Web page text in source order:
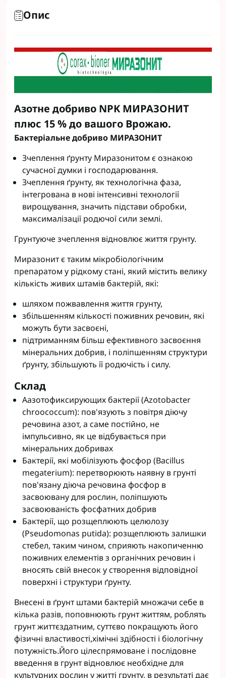
Опис
Азотне добриво NPK МИРАЗОНИТ
плюс 15 % до вашого Врожаю.
Бактеріальне добриво МИРАЗОНИТ
Зчеплення ґрунту Миразонитом є ознакою
сучасної думки і господарювання.
Зчеплення ґрунту, як технологічна фаза,
інтегрована в нові інтенсивні технології
вирощування, значить підстави обробки,
максималізації родючої сили землі.
Грунтуюче зчеплення відновлює життя грунту.
Миразонит є таким мікробіологічним
препаратом у рідкому стані, який містить велику
кількість живих штамів бактерій, які:
шляхом пожвавлення життя грунту,
збільшенням кількості поживних речовин, які
можуть бути засвоєні,
підтриманням більш ефективного засвоєння
мінеральних добрив, і поліпшенням структури
ґрунту, збільшують її родючість і силу.
Склад
Аазотофиксирующих бактерії (Azotobacter
chroococcum): пов'язують з повітря діючу
речовина азот, а саме постійно, не
імпульсивно, як це відбувається при
мінеральних добривах
Бактерії, які мобілізують фосфор (Bacillus
megaterium): перетворюють наявну в грунті
пов'язану діюча речовина фосфор в
засвоювану для рослин, поліпшують
засвоюваність фосфатних добрив
Бактерії, що розщеплюють целюлозу
(Pseudomonas putіda): розщеплюють залишки
стебел, таким чином, сприяють накопиченню
поживних елементів з органічних речовин і
вносять свій внесок у створення відповідної
поверхні і структури ґрунту.
Внесені в ґрунт штами бактерій множачи себе в
кілька разів, поповнюють грунт життям, роблять
грунт життєздатним, суттєво покращують його
фізичні властивості,хімічні здібності і біологічну
потужність.Його цілеспрямоване і послідовне
введення в грунт відновлює необхідне для
культурних рослин у житті грунту, в результаті дає